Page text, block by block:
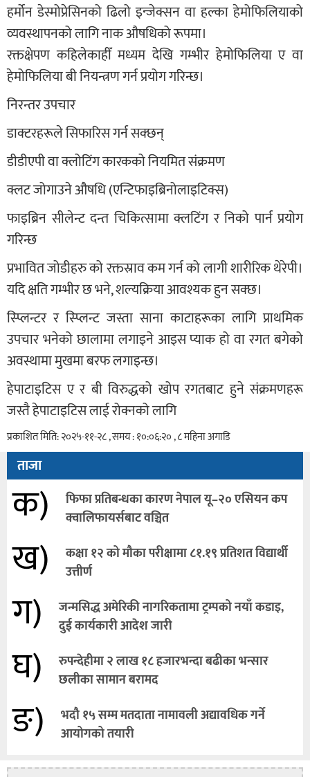
हर्मोन डेस्मोप्रेसिनको ढिलो इन्जेक्सन वा हल्का हेमोफिलियाको
व्यवस्थापनको लागि नाक औषधिको रूपमा।
रक्तक्षेपण कहिलेकाहीँ मध्यम देखि गम्भीर हेमोफिलिया ए वा
हेमोफिलिया बी नियन्त्रण गर्न प्रयोग गरिन्छ।
निरन्तर उपचार
डाक्टरहरूले सिफारिस गर्न सक्छन्
डीडीएपी वा क्लोटिंग कारकको नियमित संक्रमण
क्लट जोगाउने औषधि (एन्टिफाइब्रिनोलाइटिक्स)
फाइब्रिन सीलेन्ट दन्त चिकित्सामा क्लटिंग र निको पार्न प्रयोग
गरिन्छ
प्रभावित जोडीहरु को रक्तस्राव कम गर्न को लागी शारीरिक थेरेपी।
यदि क्षति गम्भीर छ भने, शल्यक्रिया आवश्यक हुन सक्छ।
स्प्लिन्टर र स्प्लिन्ट जस्ता साना काटाहरूका लागि प्राथमिक
उपचार भनेको छालामा लगाइने आइस प्याक हो वा रगत बगेको
अवस्थामा मुखमा बरफ लगाइन्छ।
हेपाटाइटिस ए र बी विरुद्धको खोप रगतबाट हुने संक्रमणहरू
जस्तै हेपाटाइटिस लाई रोक्नको लागि
प्रकाशित मिति: २०२५-११-२८ , समय : १०:०६:२० , ८ महिना अगाडि
ताजा
क)
फिफा प्रतिबन्धका कारण नेपाल यू–२० एसियन कप
क्वालिफायर्सबाट वञ्चित
ख)
कक्षा १२ को मौका परीक्षामा ८१.१९ प्रतिशत विद्यार्थी
उत्तीर्ण
ग)
जन्मसिद्ध अमेरिकी नागरिकतामा ट्रम्पको नयाँ कडाइ,
दुई कार्यकारी आदेश जारी
घ)
रुपन्देहीमा २ लाख १८ हजारभन्दा बढीका भन्सार
छलीका सामान बरामद
ङ)
भदौ १५ सम्म मतदाता नामावली अद्यावधिक गर्ने
आयोगको तयारी